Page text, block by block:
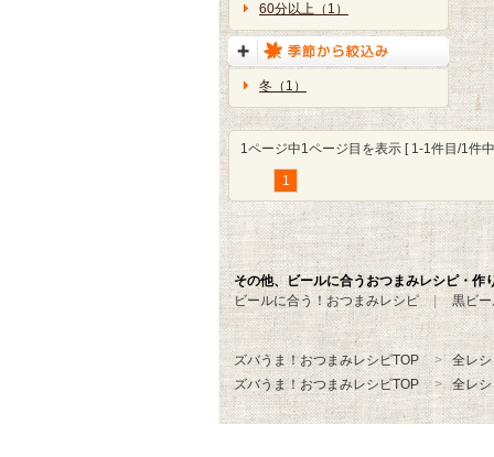
60分以上（1）
冬（1）
1ページ中1ページ目を表示 [ 1-1件目/1件
1
その他、ビールに合うおつまみレシピ・作
ビールに合う！おつまみレシピ
黒ビ
ズバうま！おつまみレシピTOP
全レ
ズバうま！おつまみレシピTOP
全レ